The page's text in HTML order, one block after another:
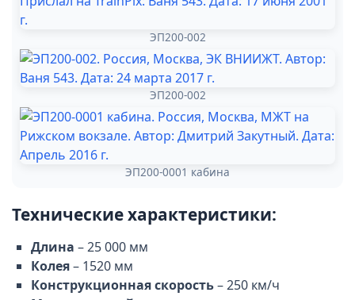
ЭП200-002
ЭП200-002
ЭП200-0001 кабина
Технические характеристики:
Длина – 25 000 мм
Колея– 1520 мм
Конструкционная скорость– 250 км/ч